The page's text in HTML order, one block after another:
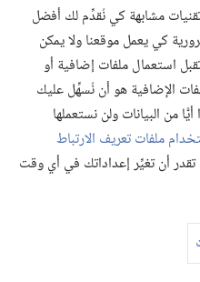
مشابهة كي نُقدِّم لك أفضل
كي يعمل موقعنا ولا يمكن
استعمال ملفات إضافية أو
الإضافية هو أن نُسهِّل عليك
من البيانات ولن نستعملها
ملفات تعريف الارتباط
تقدر أن تغيِّر إعداداتك في أي وقت
© 2026 .Watch Tower